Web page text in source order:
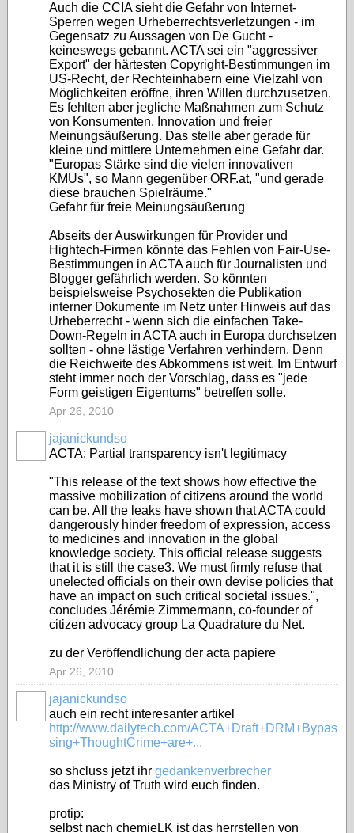
Auch die CCIA sieht die Gefahr von Internet-
Sperren wegen Urheberrechtsverletzungen - im
Gegensatz zu Aussagen von De Gucht -
keineswegs gebannt. ACTA sei ein "aggressiver
Export" der härtesten Copyright-Bestimmungen im
US-Recht, der Rechteinhabern eine Vielzahl von
Möglichkeiten eröffne, ihren Willen durchzusetzen.
Es fehlten aber jegliche Maßnahmen zum Schutz
von Konsumenten, Innovation und freier
Meinungsäußerung. Das stelle aber gerade für
kleine und mittlere Unternehmen eine Gefahr dar.
"Europas Stärke sind die vielen innovativen
KMUs", so Mann gegenüber ORF.at, "und gerade
diese brauchen Spielräume."
Gefahr für freie Meinungsäußerung
Abseits der Auswirkungen für Provider und
Hightech-Firmen könnte das Fehlen von Fair-Use-
Bestimmungen in ACTA auch für Journalisten und
Blogger gefährlich werden. So könnten
beispielsweise Psychosekten die Publikation
interner Dokumente im Netz unter Hinweis auf das
Urheberrecht - wenn sich die einfachen Take-
Down-Regeln in ACTA auch in Europa durchsetzen
sollten - ohne lästige Verfahren verhindern. Denn
die Reichweite des Abkommens ist weit. Im Entwurf
steht immer noch der Vorschlag, dass es "jede
Form geistigen Eigentums" betreffen solle.
Apr 26, 2010
jajanickundso
ACTA: Partial transparency isn't legitimacy
"This release of the text shows how effective the
massive mobilization of citizens around the world
can be. All the leaks have shown that ACTA could
dangerously hinder freedom of expression, access
to medicines and innovation in the global
knowledge society. This official release suggests
that it is still the case3. We must firmly refuse that
unelected officials on their own devise policies that
have an impact on such critical societal issues.",
concludes Jérémie Zimmermann, co-founder of
citizen advocacy group La Quadrature du Net.
zu der Veröffendlichung der acta papiere
Apr 26, 2010
jajanickundso
auch ein recht interesanter artikel
http://www.dailytech.com/ACTA+Draft+DRM+Bypas
sing+ThoughtCrime+are+...
so shcluss jetzt ihr gedankenverbrecher
das Ministry of Truth wird euch finden.
protip:
selbst nach chemieLK ist das herrstellen von